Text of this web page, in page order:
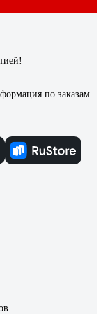
по заказам